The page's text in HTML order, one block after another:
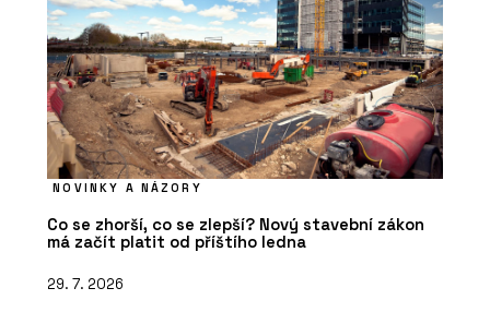
NOVINKY A NÁZORY
Co se zhorší, co se zlepší? Nový stavební zákon
má začít platit od příštího ledna
29. 7. 2026